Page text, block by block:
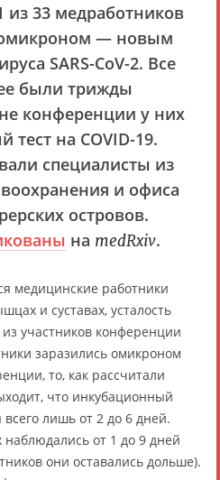
из 33 медработников
— новым
SARS-CoV-2. Все
были трижды
конференции у них
на COVID-19.
специалисты из
и офиса
островов.
на medRxiv.
медицинские работники
и суставах, усталость
участников конференции
заразились омикроном
то, как рассчитали
что инкубационный
лишь от 2 до 6 дней.
от 1 до 9 дней
они оставались дольше).